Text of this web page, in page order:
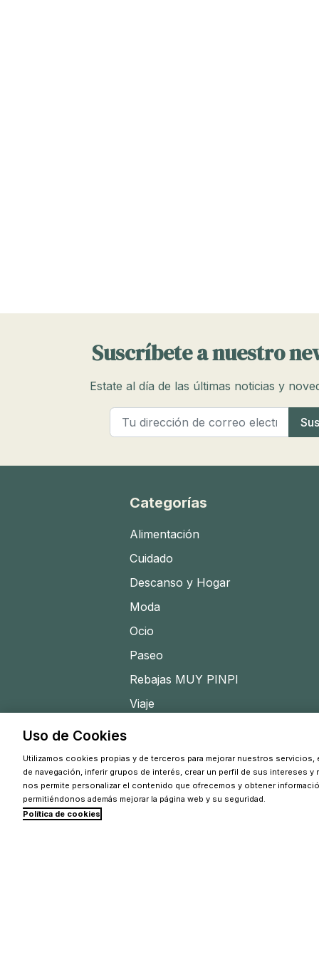
Suscríbete a nuestro
Estate al día de las últimas noticias y
Categorías
Alimentación
Cuidado
Descanso y Hogar
Moda
Ocio
Paseo
Rebajas MUY PINPI
Viaje
Uso de Cookies
Utilizamos cookies propias y de terceros para mejorar nuestros
de navegación, inferir grupos de interés, crear un perfil de sus intereses
nos permite personalizar el contenido que ofrecemos y obtener
permitiéndonos además mejorar la página web y su seguridad.
Política de cookies